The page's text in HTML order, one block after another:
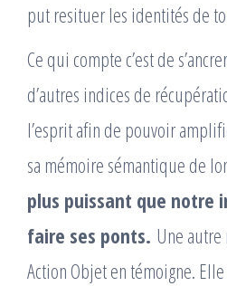
put resituer les identités de
Ce qui compte c’est de
d’autres indices de
l’esprit afin de pouvoir
sa mémoire sémantique de
plus puissant que notre
faire ses ponts. Une
Action Objet en témoigne.